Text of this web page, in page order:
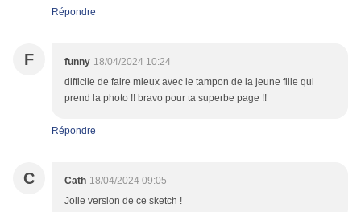
Répondre
F funny 18/04/2024 10:24
difficile de faire mieux avec le tampon de la jeune fille qui
prend la photo !! bravo pour ta superbe page !!
Répondre
C Cath 18/04/2024 09:05
Jolie version de ce sketch !